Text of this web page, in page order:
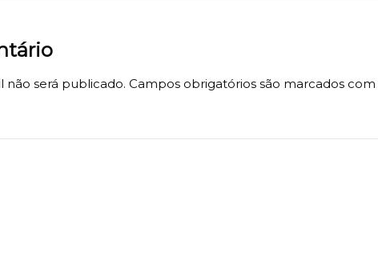
não será publicado. Campos obrigatórios são marcados com